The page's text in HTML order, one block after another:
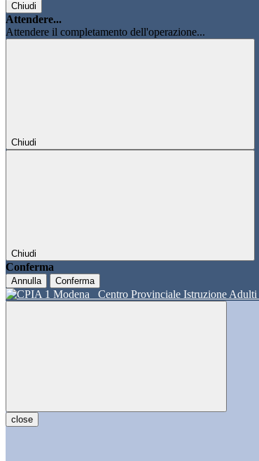
Chiudi
Attendere...
Attendere il completamento dell'operazione...
Chiudi
Chiudi
Conferma
Annulla Conferma
Centro Provinciale Istruzione Adulti
close